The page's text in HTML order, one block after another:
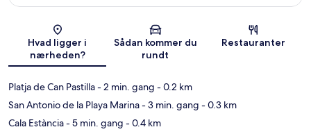
Hvad ligger i
nærheden?
Sådan kommer du
rundt
Restauranter
Platja de Can Pastilla- 2 min. gang - 0.2 km
San Antonio de la Playa Marina- 3 min. gang - 0.3 km
Cala Estància- 5 min. gang - 0.4 km